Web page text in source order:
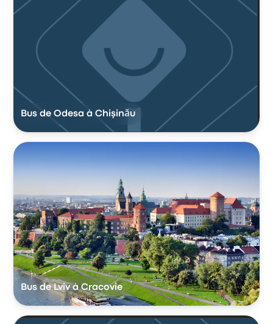
Bus de Odesa à Chişinău
Bus de Lviv à Cracovie